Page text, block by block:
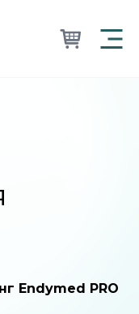
Endymed PRO